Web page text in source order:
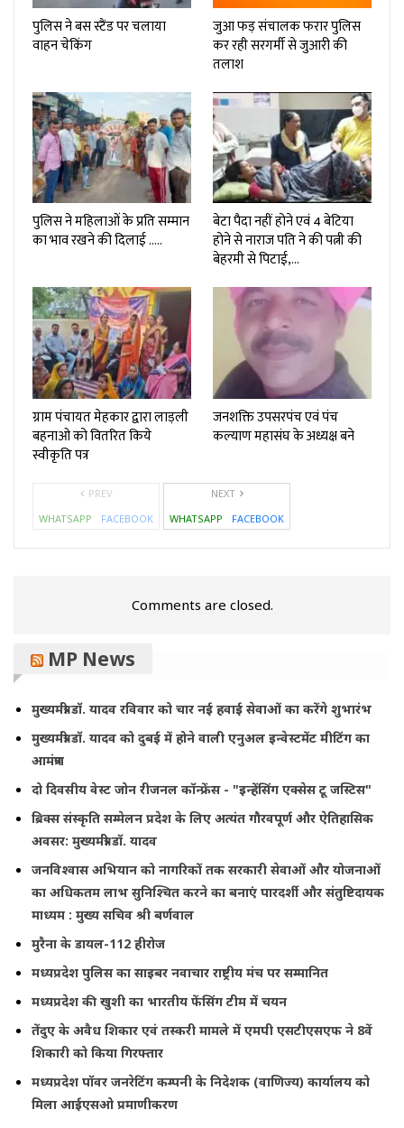
पुलिस ने बस स्टैंड पर चलाया
वाहन चेकिंग
जुआ फड़ संचालक फरार पुलिस
कर रही सरगर्मी से जुआरी की
तलाश
पुलिस ने महिलाओं के प्रति सम्मान
का भाव रखने की दिलाई …..
बेटा पैदा नहीं होने एवं 4 बेटिया
होने से नाराज पति ने की पत्नी की
बेहरमी से पिटाई,…
ग्राम पंचायत मेहकार द्वारा लाड़ली
बहनाओ को वितरित किये
स्वीकृति पत्र
जनशक्ति उपसरपंच एवं पंच
कल्याण महासंघ के अध्यक्ष बने
PREV
WHATSAPP
FACEBOOK
NEXT
WHATSAPP
FACEBOOK
Comments are closed.
MP News
मुख्यमंत्री डॉ. यादव रविवार को चार नई हवाई सेवाओं का करेंगे शुभारंभ
मुख्यमंत्री डॉ. यादव को दुबई में होने वाली एनुअल इन्वेस्टमेंट मीटिंग का
आमंत्रण
दो दिवसीय वेस्ट जोन रीजनल कॉन्फ्रेंस - "इन्हेंसिंग एक्सेस टू जस्टिस"
ब्रिक्स संस्कृति सम्मेलन प्रदेश के लिए अत्यंत गौरवपूर्ण और ऐतिहासिक
अवसर: मुख्यमंत्री डॉ. यादव
जनविश्वास अभियान को नागरिकों तक सरकारी सेवाओं और योजनाओं
का अधिकतम लाभ सुनिश्चित करने का बनाएं पारदर्शी और संतुष्टिदायक
माध्यम : मुख्य सचिव श्री बर्णवाल
मुरैना के डायल-112 हीरोज
मध्यप्रदेश पुलिस का साइबर नवाचार राष्ट्रीय मंच पर सम्मानित
मध्यप्रदेश की खुशी का भारतीय फेंसिंग टीम में चयन
तेंदुए के अवैध शिकार एवं तस्करी मामले में एमपी एसटीएसएफ ने 8वें
शिकारी को किया गिरफ्तार
मध्यप्रदेश पॉवर जनरेटिंग कम्पनी के निदेशक (वाणिज्य) कार्यालय को
मिला आईएसओ प्रमाणीकरण